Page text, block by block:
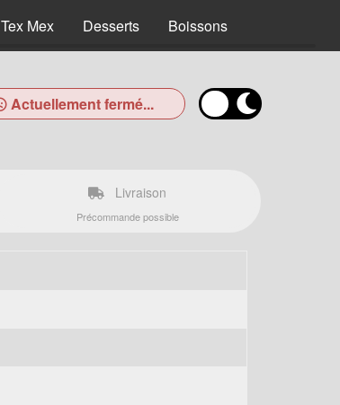
Tex Mex Desserts Boissons
Actuellement fermé...
Livraison
Précommande possible